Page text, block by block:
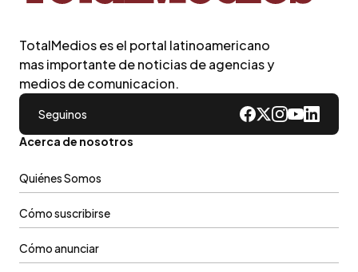
TotalMedios es el portal latinoamericano
mas importante de noticias de agencias y
medios de comunicacion.
Seguinos
Acerca de nosotros
Quiénes Somos
Cómo suscribirse
Cómo anunciar